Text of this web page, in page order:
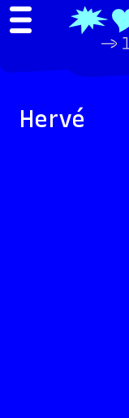
Hervé